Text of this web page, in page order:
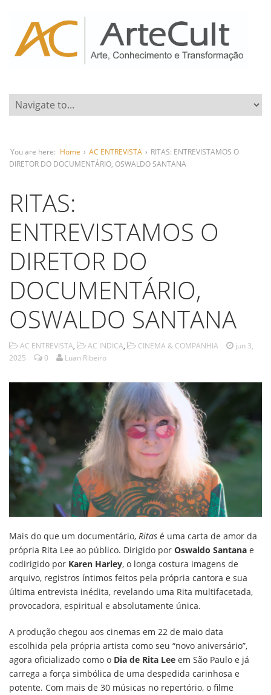
You are here: Home › AC ENTREVISTA › RITAS: ENTREVISTAMOS O
DIRETOR DO DOCUMENTÁRIO, OSWALDO SANTANA
RITAS:
ENTREVISTAMOS O
DIRETOR DO
DOCUMENTÁRIO,
OSWALDO SANTANA
AC ENTREVISTA, AC INDICA, CINEMA & COMPANHIA
jun 3,
2025
0 Luan Ribeiro
Mais do que um documentário, Ritas é uma carta de amor da
própria Rita Lee ao público. Dirigido por Oswaldo Santana e
codirigido por Karen Harley, o longa costura imagens de
arquivo, registros íntimos feitos pela própria cantora e sua
última entrevista inédita, revelando uma Rita multifacetada,
provocadora, espiritual e absolutamente única.
A produção chegou aos cinemas em 22 de maio data
escolhida pela própria artista como seu “novo aniversário”,
agora oficializado como o Dia de Rita Lee em São Paulo e já
carrega a força simbólica de uma despedida carinhosa e
potente. Com mais de 30 músicas no repertório, o filme